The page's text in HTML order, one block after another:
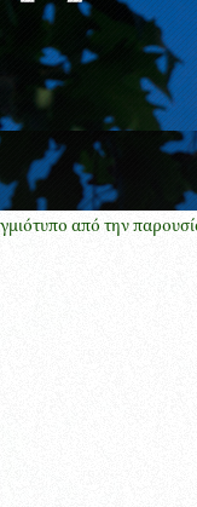
από την παρουσίαση